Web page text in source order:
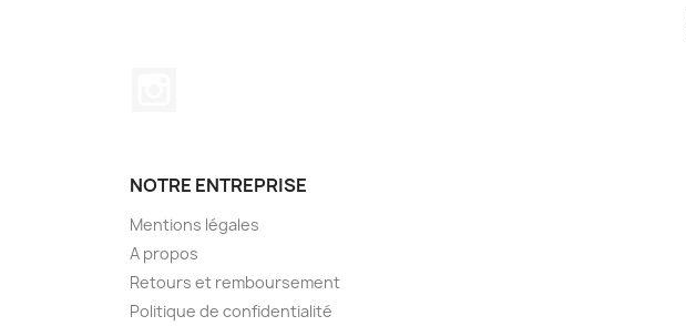
NOTRE ENTREPRISE
Mentions légales
A propos
Retours et remboursement
Politique de confidentialité